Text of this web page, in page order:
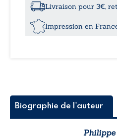
Livraison pour 3€,
Impression en
Biographie de l'auteur